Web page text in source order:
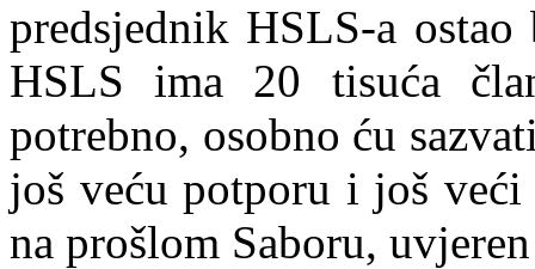
predsjednik HSLS-a
HSLS ima 20 tisuća
potrebno, osobno ću
još veću potporu i još
na prošlom Saboru,